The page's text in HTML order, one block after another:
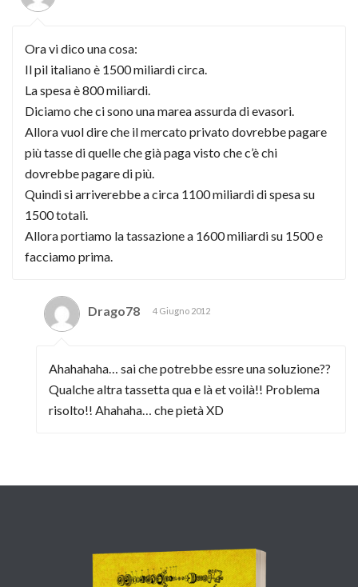
Ora vi dico una cosa:
Il pil italiano è 1500 miliardi circa.
La spesa è 800 miliardi.
Diciamo che ci sono una marea assurda di evasori.
Allora vuol dire che il mercato privato dovrebbe pagare
più tasse di quelle che già paga visto che c’è chi
dovrebbe pagare di più.
Quindi si arriverebbe a circa 1100 miliardi di spesa su
1500 totali.
Allora portiamo la tassazione a 1600 miliardi su 1500 e
facciamo prima.
Drago78 4 Giugno 2012
Ahahahaha… sai che potrebbe essre una soluzione??
Qualche altra tassetta qua e là et voilà!! Problema
risolto!! Ahahaha… che pietà XD